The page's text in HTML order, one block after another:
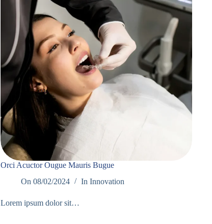
Orci Acuctor Ougue Mauris Bugue
On 08/02/2024 In Innovation
Lorem ipsum dolor sit…